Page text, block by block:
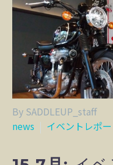
By SADDLEUP_staff
news
イベントレポ